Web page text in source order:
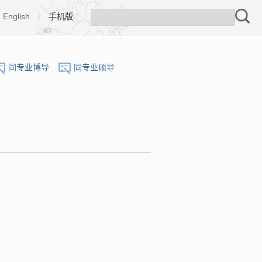
English | 手机版
同专业博导 同专业硕导